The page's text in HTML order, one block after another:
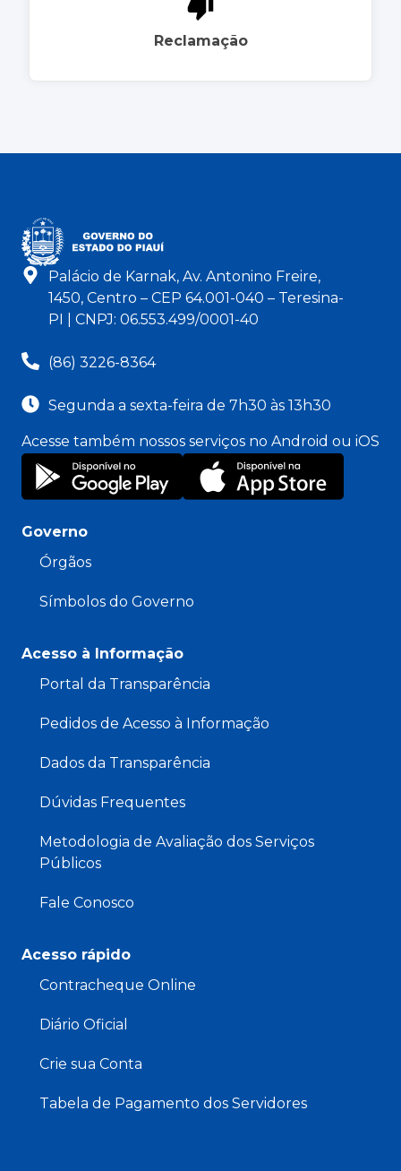
Reclamação
Palácio de Karnak, Av. Antonino Freire,
1450, Centro – CEP 64.001-040 – Teresina-
PI | CNPJ: 06.553.499/0001-40
(86) 3226-8364
Segunda a sexta-feira de 7h30 às 13h30
Acesse também nossos serviços no Android ou iOS
Governo
Órgãos
Símbolos do Governo
Acesso à Informação
Portal da Transparência
Pedidos de Acesso à Informação
Dados da Transparência
Dúvidas Frequentes
Metodologia de Avaliação dos Serviços
Públicos
Fale Conosco
Acesso rápido
Contracheque Online
Diário Oficial
Crie sua Conta
Tabela de Pagamento dos Servidores